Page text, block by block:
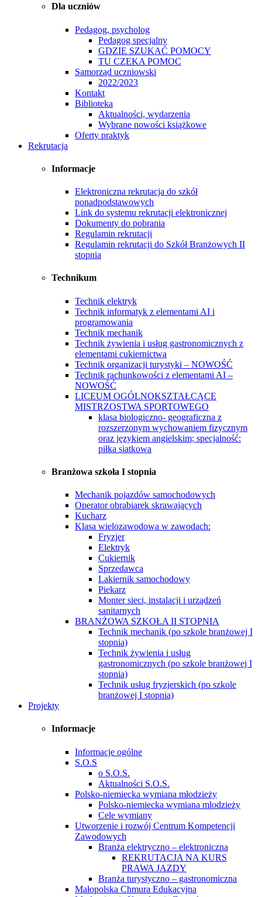
Dla uczniów
Pedagog, psycholog
Pedagog specjalny
GDZIE SZUKAĆ POMOCY
TU CZEKA POMOC
Samorząd uczniowski
2022/2023
Kontakt
Biblioteka
Aktualności, wydarzenia
Wybrane nowości książkowe
Oferty praktyk
Rekrutacja
Informacje
Elektroniczna rekrutacja do szkół
ponadpodstawowych
Link do systemu rekrutacji elektronicznej
Dokumenty do pobrania
Regulamin rekrutacji
Regulamin rekrutacji do Szkół Branżowych II
stopnia
Technikum
Technik elektryk
Technik informatyk z elementami AI i
programowania
Technik mechanik
Technik żywienia i usług gastronomicznych z
elementami cukiernictwa
Technik organizacji turystyki – NOWOŚĆ
Technik rachunkowości z elementami AI –
NOWOŚĆ
LICEUM OGÓLNOKSZTAŁCĄCE
MISTRZOSTWA SPORTOWEGO
klasa biologiczno- geograficzna z
rozszerzonym wychowaniem fizycznym
oraz językiem angielskim; specjalność:
piłka siatkowa
Branżowa szkoła I stopnia
Mechanik pojazdów samochodowych
Operator obrabiarek skrawających
Kucharz
Klasa wielozawodowa w zawodach:
Fryzjer
Elektryk
Cukiernik
Sprzedawca
Lakiernik samochodowy
Piekarz
Monter sieci, instalacji i urządzeń
sanitarnych
BRANŻOWA SZKOŁA II STOPNIA
Technik mechanik (po szkole branżowej I
stopnia)
Technik żywienia i usług
gastronomicznych (po szkole branżowej I
stopnia)
Technik usług fryzjerskich (po szkole
branżowej I stopnia)
Projekty
Informacje
Informacje ogólne
S.O.S
o S.O.S.
Aktualności S.O.S.
Polsko-niemiecka wymiana młodzieży
Polsko-niemiecka wymiana mlodzieży
Cele wymiany
Utworzenie i rozwój Centrum Kompetencji
Zawodowych
Branża elektryczno – elektroniczna
REKRUTACJA NA KURS
PRAWA JAZDY
Branża turystyczno – gastronomiczna
Małopolska Chmura Edukacyjna